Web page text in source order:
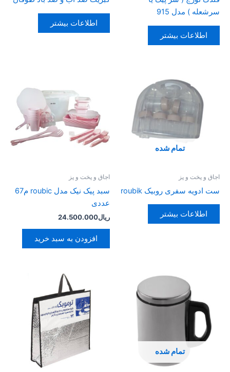
سرشعله ) مدل 915
اطلاعات بیشتر
اطلاعات بیشتر
تمام شده
اجاق و پخت و پز
ست ادویه سفری روبیک roubik
اطلاعات بیشتر
اجاق و پخت و پز
سبد پیک نیک مدل roubic م67
عددی
ریال24.500.000
افزودن به سبد خرید
تمام شده